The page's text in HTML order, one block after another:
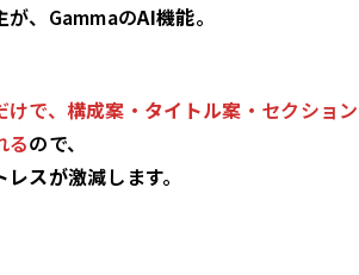
が、GammaのAI機能。
で、 構成案 ・ タイトル案 ・セクショ
るので、
レスが激減します。